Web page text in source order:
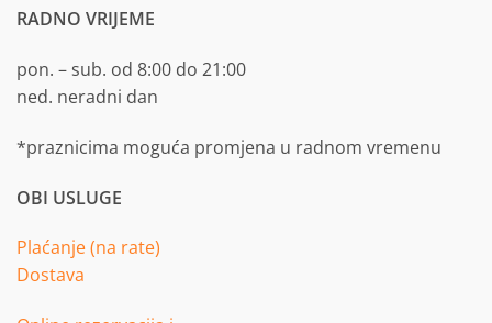
RADNO VRIJEME
pon. – sub. od 8:00 do 21:00
ned. neradni dan
*praznicima moguća promjena u radnom vremenu
OBI USLUGE
Plaćanje (na rate)
Dostava